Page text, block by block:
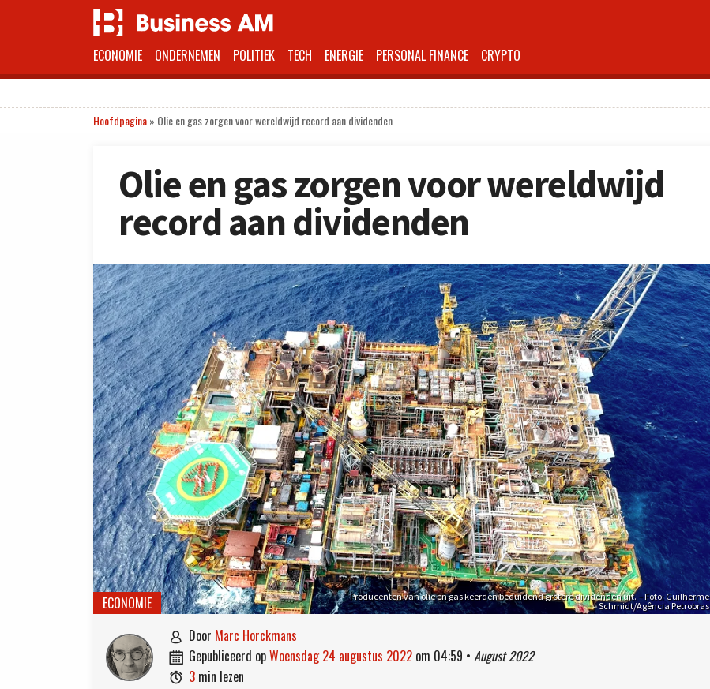
ECONOMIE ONDERNEMEN POLITIEK TECH ENERGIE PERSONAL FINANCE CRYPTO
Hoofdpagina» Olie en gas zorgen voor wereldwijd record aan dividenden
Olie en gas zorgen voor wereldwijd
record aan dividenden
Producenten van olie en gas keerden beduidend grotere dividenden uit. – Foto: Guilherme
Schmidt/Agência Petrobras
ECONOMIE
 door Marc Horckmans
 gepubliceerd op woensdag 24 augustus 2022 om 04:59 • August 2022
 3 min lezen